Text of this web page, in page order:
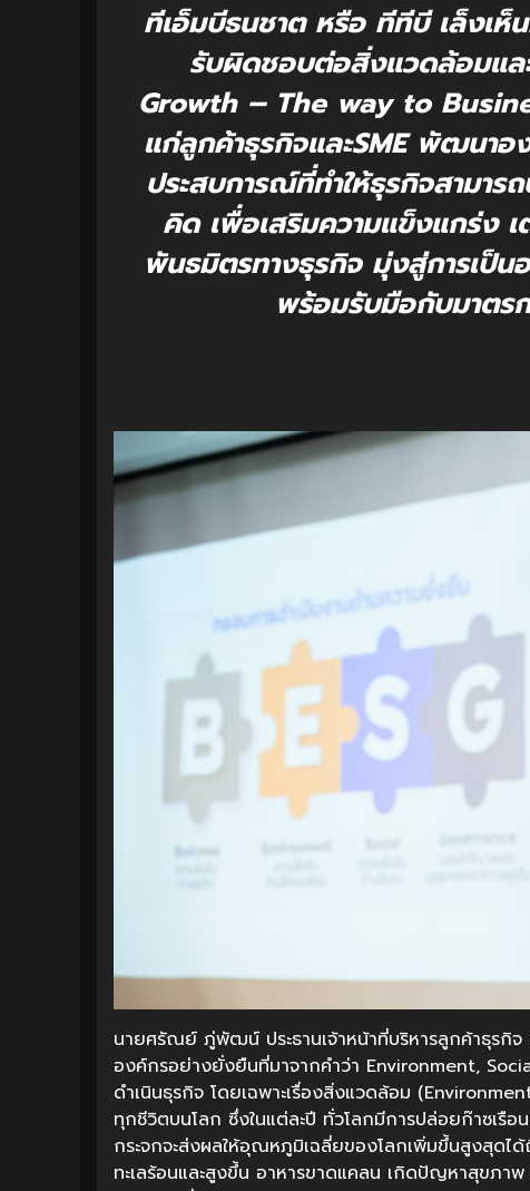
ทีเอ็มบีธนชาต หรือ ทีทีบี เล็งเห็
รับผิดชอบต่อสิ่งแวดล้อมแ
Growth – The way to
แก่ลูกค้าธุรกิจและSME พัฒนา
ประสบการณ์ที่ทำให้ธุรกิจสามาร
คิด เพื่อเสริมความแข็งแกร่ง
พันธมิตรทางธุรกิจ มุ่งสู่การเป็น
พร้อมรับมือกับมาตรก
นายศรัณย์ ภู่พัฒน์ ประธานเจ้าหน้าที่บริหารลูกค้าธุรกิ
องค์กรอย่างยั่งยืนที่มาจากคำว่า Environment,
ดำเนินธุรกิจ โดยเฉพาะเรื่องสิ่งแวดล้อม
ทุกชีวิตบนโลก ซึ่งในแต่ละปี ทั่วโลกมีการปล่อยก๊าซเรื
กระจกจะส่งผลให้อุณหภูมิเฉลี่ยของโลกเพิ่มขึ้นสูงสุด
ทะเลร้อนและสูงขึ้น อาหารขาดแคลน เกิดปัญหาสุขภา